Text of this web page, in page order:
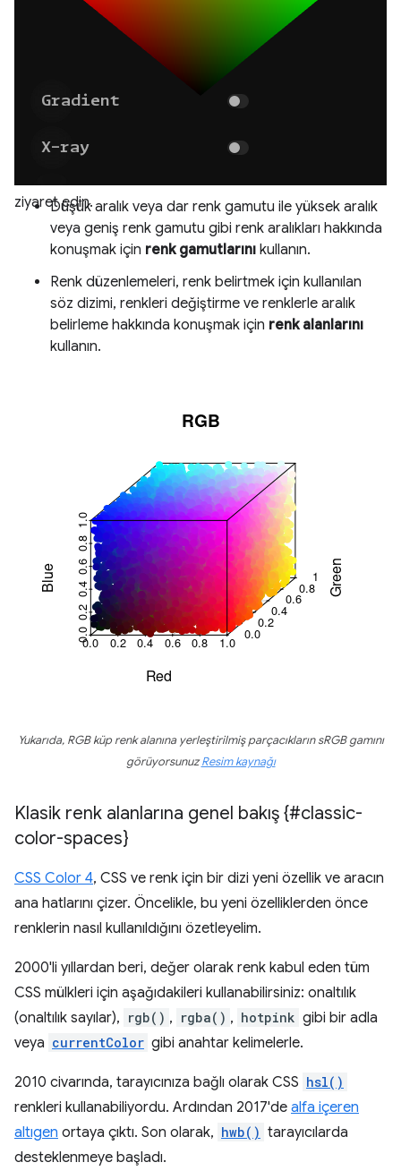
ziyaret edin.
Düşük aralık veya dar renk gamutu ile yüksek aralık
veya geniş renk gamutu gibi renk aralıkları hakkında
konuşmak için renk gamutlarını kullanın.
Renk düzenlemeleri, renk belirtmek için kullanılan
söz dizimi, renkleri değiştirme ve renklerle aralık
belirleme hakkında konuşmak için renk alanlarını
kullanın.
Yukarıda, RGB küp renk alanına yerleştirilmiş parçacıkların sRGB gamını
görüyorsunuzResim kaynağı
Klasik renk alanlarına genel bakış {#classic-
color-spaces}
CSS Color 4, CSS ve renk için bir dizi yeni özellik ve aracın
ana hatlarını çizer. Öncelikle, bu yeni özelliklerden önce
renklerin nasıl kullanıldığını özetleyelim.
2000'li yıllardan beri, değer olarak renk kabul eden tüm
CSS mülkleri için aşağıdakileri kullanabilirsiniz: onaltılık
(onaltılık sayılar), rgb() , rgba() , hotpink gibi bir adla
veya currentColor gibi anahtar kelimelerle.
2010 civarında, tarayıcınıza bağlı olarak CSS hsl()
renkleri kullanabiliyordu. Ardından 2017'de alfa içeren
altıgen ortaya çıktı. Son olarak, hwb() tarayıcılarda
desteklenmeye başladı.